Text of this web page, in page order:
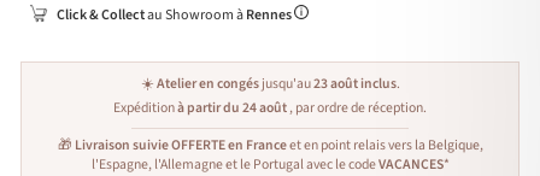
Click & Collectau Showroom àRennes
☀️Atelier en congésjusqu'au23 août inclus.
Expéditionà partir du 24 août, par ordre de réception.
🎁 Livraison suivie OFFERTE en Franceet en point relais vers la Belgique,
l'Espagne, l'Allemagne et le Portugal avec le codeVACANCES*